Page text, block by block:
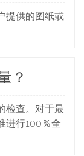
提供的图纸或
？
检查。对于最
进行100％全